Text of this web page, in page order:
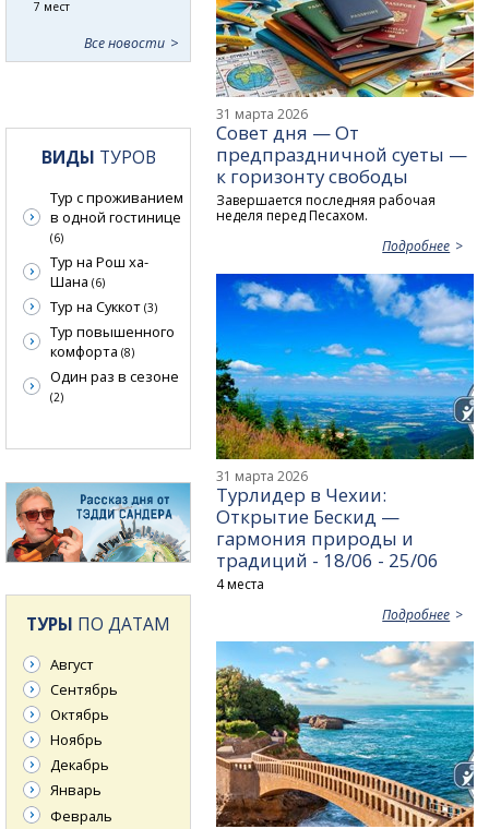
31 марта 2026
Совет дня — От
предпраздничной суеты —
к горизонту свободы
Завершается последняя рабочая
неделя перед Песахом.
Подробнее
31 марта 2026
Турлидер в Чехии:
Открытие Бескид —
гармония природы и
традиций - 18/06 - 25/06
4 места
Подробнее
7 мест
Все новости
ВИДЫ ТУРОВ
Тур с проживанием
в одной гостинице
(6)
Тур на Рош ха-
Шана (6)
Тур на Суккот (3)
Тур повышенного
комфорта (8)
Один раз в сезоне
(2)
ТУРЫ ПО ДАТАМ
Август
Сентябрь
Октябрь
Ноябрь
Декабрь
Январь
Февраль